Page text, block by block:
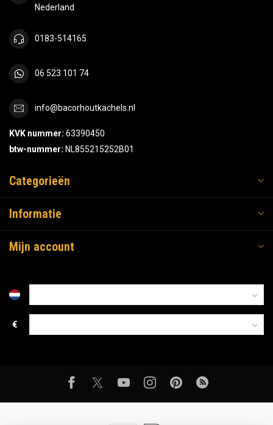
Nederland
0183-514165
06 523 101 74
info@bacorhoutkachels.nl
KVK nummer: 63390450
btw-nummer: NL855215252B01
Categorieën
Informatie
Mijn account
€